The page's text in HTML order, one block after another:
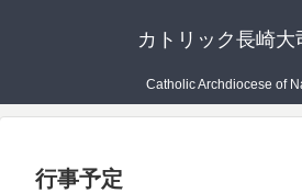
カトリック長崎大
Catholic Archdiocese of
行事予定